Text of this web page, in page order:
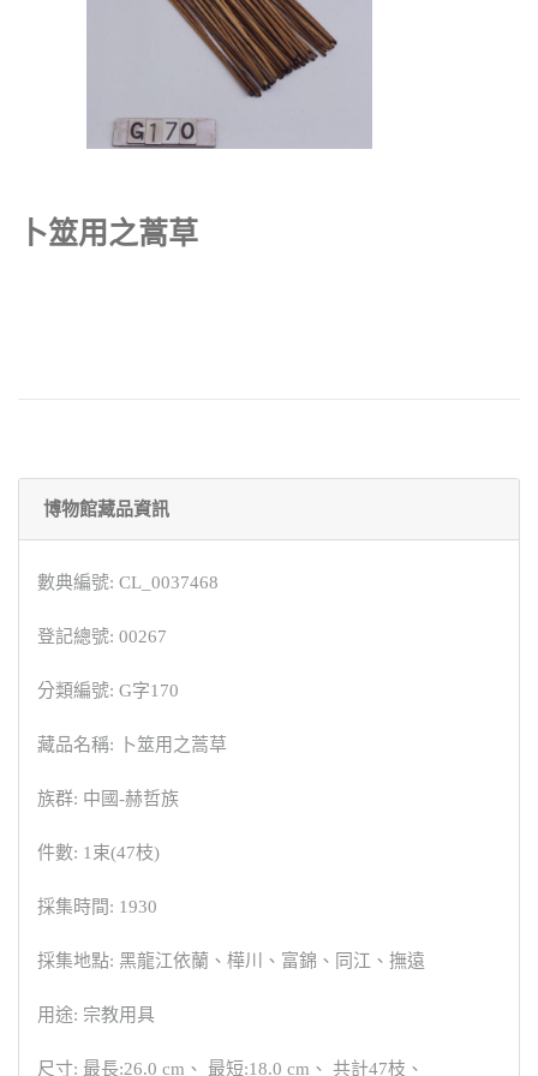
卜筮用之蒿草
博物館藏品資訊
數典編號: CL_0037468
登記總號: 00267
分類編號: G字170
藏品名稱: 卜筮用之蒿草
族群: 中國-赫哲族
件數: 1束(47枝)
採集時間: 1930
採集地點: 黑龍江依蘭、樺川、富錦、同江、撫遠
用途: 宗教用具
尺寸: 最長:26.0 cm、 最短:18.0 cm、 共計47枝、